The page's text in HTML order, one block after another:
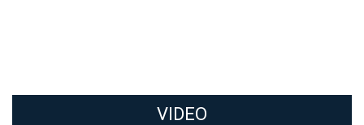
VIDEO